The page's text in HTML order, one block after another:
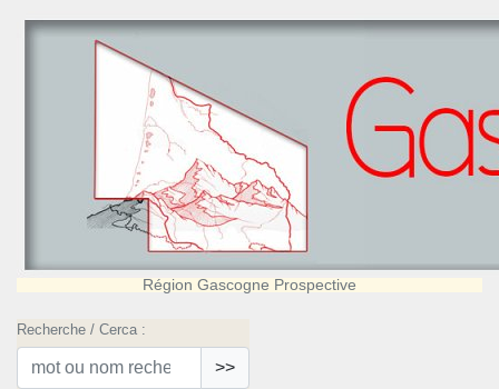
Région Gascogne Prospective
Recherche / Cerca :
>>